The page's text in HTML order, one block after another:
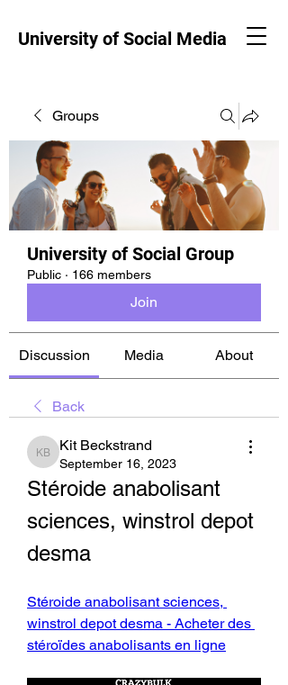
University of Social Media
Groups
University of Social Group
Public · 166 members
Join
Discussion Media About
Back
Kit Beckstrand
Kit Beckstrand
September 16, 2023
Stéroide anabolisant
sciences, winstrol depot
desma
Stéroide anabolisant sciences,
winstrol depot desma - Acheter des
stéroïdes anabolisants en ligne